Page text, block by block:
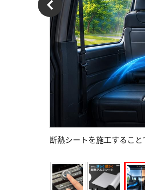
断熱シートを施工するこ